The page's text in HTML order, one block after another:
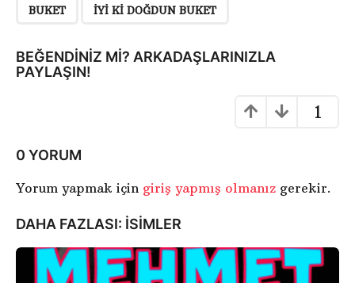
S
a
l
a
m
a
BUKET IYI KI DOĞDUN BUKET
BEĞENDINIZ MI? ARKADAŞLARINIZLA
PAYLAŞIN!
1
0 YORUM
Yorum yapmak için giriş yapmış olmanız gerekir.
DAHA FAZLASI: ISIMLER